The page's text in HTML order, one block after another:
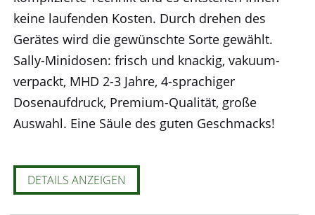
keine laufenden Kosten. Durch drehen des
Gerätes wird die gewünschte Sorte gewählt.
Sally-Minidosen: frisch und knackig, vakuum-
verpackt, MHD 2-3 Jahre, 4-sprachiger
Dosenaufdruck, Premium-Qualität, große
Auswahl. Eine Säule des guten Geschmacks!
DETAILS ANZEIGEN